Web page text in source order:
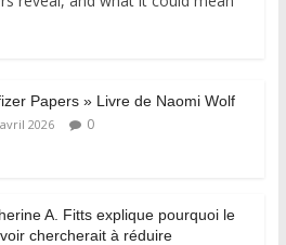
Papers » Livre de Naomi Wolf
2026 0
A. Fitts explique pourquoi le
chercherait à réduire